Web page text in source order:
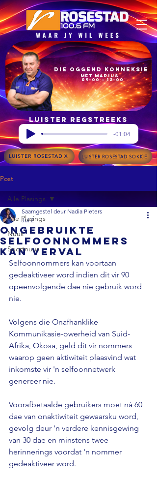
09:00 – 12:00
met Marius
Die Oggend Konneksie
Luister regstreeks
-01:04
LUISTER ROSESTAD X LUISTER ROSESTAD SOKKIE
Post
Alle Plasings
Nuus
Sportnuus
Alle Plasings
Ongebruikte
selfoonnommers
kan verval
Saamgestel deur Nadia Pieters
Jul 2
Selfoonnommers kan voortaan
gedeaktiveer word indien dit vir 90
opeenvolgende dae nie gebruik word
nie.
Volgens die Onafhanklike
Kommunikasie-owerheid van Suid-
Afrika, Okosa, geld dit vir nommers
waarop geen aktiwiteit plaasvind wat
inkomste vir 'n selfoonnetwerk
genereer nie.
Voorafbetaalde gebruikers moet ná 60
dae van onaktiwiteit gewaarsku word,
gevolg deur 'n verdere kennisgewing
van 30 dae en minstens twee
herinnerings voordat 'n nommer
gedeaktiveer word.